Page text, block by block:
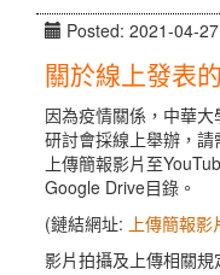
Posted: 2021-04-27
關於線上發表
因為疫情關係，中華
研討會採線上舉辦，
上傳簡報影片至
Google Drive目錄。
(鏈結網址: 上傳簡報影
影片拍攝及上傳相關規